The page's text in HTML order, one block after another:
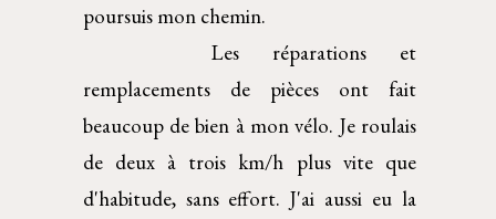
poursuis mon chemin.
Les réparations et
remplacements de pièces ont fait
beaucoup de bien à mon vélo. Je roulais
de deux à trois km/h plus vite que
d'habitude, sans effort. J'ai aussi eu la